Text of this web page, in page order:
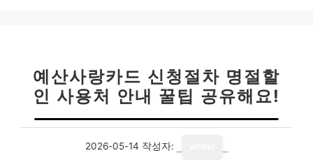
예산사랑카드 신청절차 명절할
인 사용처 안내 꿀팁 공유해요!
2026-05-14 작성자: